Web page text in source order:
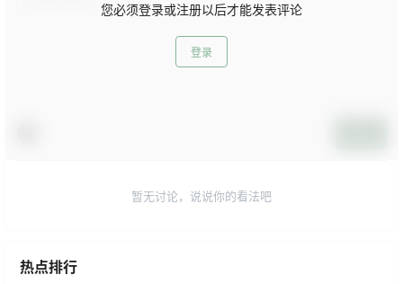
您必须登录或注册以后才能发表评论
登录
暂无讨论，说说你的看法吧
热点排行